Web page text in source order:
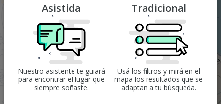
¿Qué conviene?
Entiendo, entonces tendría que
tener...
10
Asistida
Nuestro asistente te guiará
para encontrar el lugar que
siempre soñaste.
Tradicional
Usá los filtros y mirá en el
mapa los resultados que se
adaptan a tu búsqueda.